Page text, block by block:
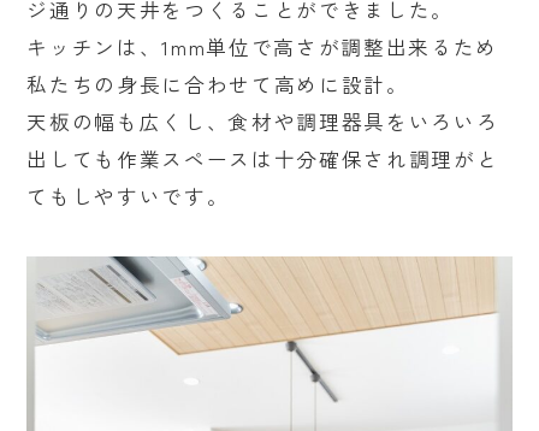
ジ通りの天井をつくることができました。
キッチンは、1mm単位で高さが調整出来るため
私たちの身長に合わせて高めに設計。
天板の幅も広くし、食材や調理器具をいろいろ
出しても作業スペースは十分確保され調理がと
てもしやすいです。